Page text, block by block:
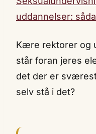
uddannelser:
Kære rektorer og
står foran jeres
det der er
selv stå i det?